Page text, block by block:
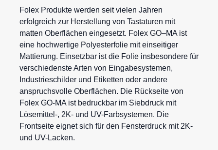
Folex Produkte werden seit vielen Jahren
erfolgreich zur Herstellung von Tastaturen mit
matten Oberflächen eingesetzt. Folex GO–MA ist
eine hochwertige Polyesterfolie mit einseitiger
Mattierung. Einsetzbar ist die Folie insbesondere für
verschiedenste Arten von Eingabesystemen,
Industrieschilder und Etiketten oder andere
anspruchsvolle Oberflächen. Die Rückseite von
Folex GO-MA ist bedruckbar im Siebdruck mit
Lösemittel-, 2K- und UV-Farbsystemen. Die
Frontseite eignet sich für den Fensterdruck mit 2K-
und UV-Lacken.